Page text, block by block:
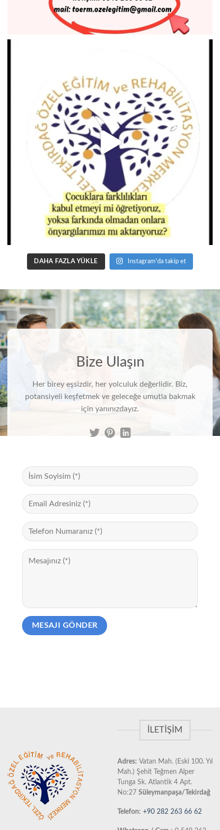
DAHA FAZLA YÜKLE Instagram'da takip et
Bize Ulaşın
Her birey eşsizdir, her yolculuk değerlidir. Biz,
potansiyeli keşfetmek ve geleceğe umutla bakmak
için yanınızdayız.
İLETIŞIM
Adres: Vatan Mah. (Eski 100. Yıl
Mah.) Şehit Teğmen Alper
Tunga Sk. Atlantik 4 Apt.
No:27 Süleymanpaşa/Tekirdağ
Telefon: +90 282 263 66 62